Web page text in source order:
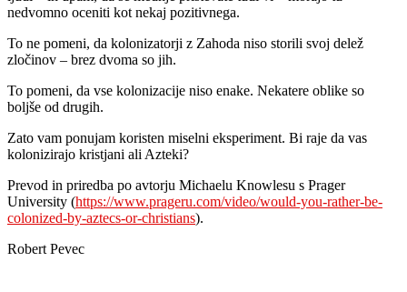
nedvomno oceniti kot nekaj pozitivnega.
To ne pomeni, da kolonizatorji z Zahoda niso storili svoj delež
zločinov – brez dvoma so jih.
To pomeni, da vse kolonizacije niso enake. Nekatere oblike so
boljše od drugih.
Zato vam ponujam koristen miselni eksperiment. Bi raje da vas
kolonizirajo kristjani ali Azteki?
Prevod in priredba po avtorju Michaelu Knowlesu s Prager
University (https://www.prageru.com/video/would-you-rather-be-
colonized-by-aztecs-or-christians).
Robert Pevec